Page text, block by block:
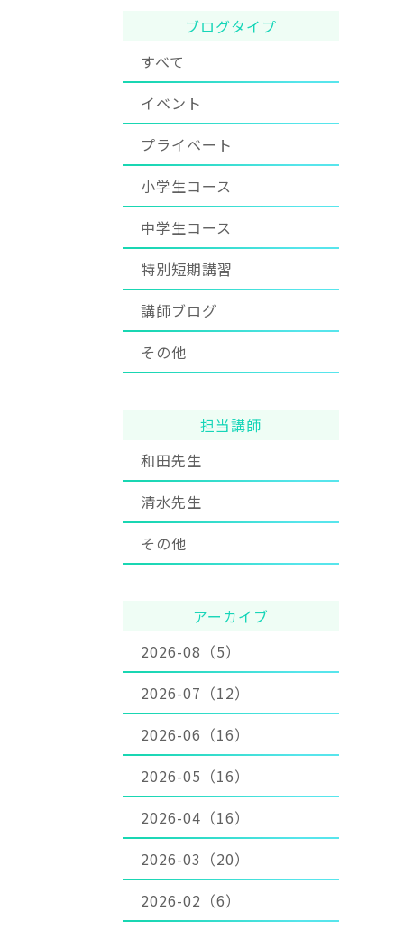
ブログタイプ
すべて
イベント
プライベート
小学生コース
中学生コース
特別短期講習
講師ブログ
その他
担当講師
和田先生
清水先生
その他
アーカイブ
2026-08（5）
2026-07（12）
2026-06（16）
2026-05（16）
2026-04（16）
2026-03（20）
2026-02（6）